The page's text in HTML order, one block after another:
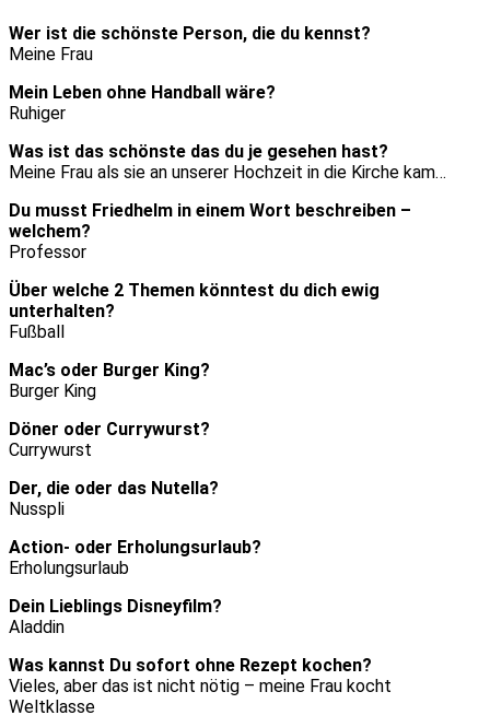
Wer ist die schönste Person, die du kennst?
Meine Frau
Mein Leben ohne Handball wäre?
Ruhiger
Was ist das schönste das du je gesehen hast?
Meine Frau als sie an unserer Hochzeit in die Kirche kam…
Du musst Friedhelm in einem Wort beschreiben –
welchem?
Professor
Über welche 2 Themen könntest du dich ewig
unterhalten?
Fußball
Mac’s oder Burger King?
Burger King
Döner oder Currywurst?
Currywurst
Der, die oder das Nutella?
Nusspli
Action- oder Erholungsurlaub?
Erholungsurlaub
Dein Lieblings Disneyfilm?
Aladdin
Was kannst Du sofort ohne Rezept kochen?
Vieles, aber das ist nicht nötig – meine Frau kocht
Weltklasse